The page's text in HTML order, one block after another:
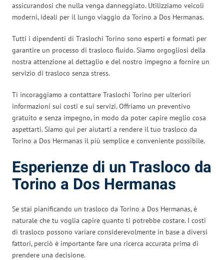
assicurandosi che nulla venga danneggiato. Utilizziamo veicoli
moderni, ideali per il lungo viaggio da Torino a Dos Hermanas.
Tutti i dipendenti di Traslochi Torino sono esperti e formati per
garantire un processo di trasloco fluido. Siamo orgogliosi della
nostra attenzione al dettaglio e del nostro impegno a fornire un
servizio di trasloco senza stress.
Ti incoraggiamo a contattare Traslochi Torino per ulteriori
informazioni sui costi e sui servizi. Offriamo un preventivo
gratuito e senza impegno, in modo da poter capire meglio cosa
aspettarti. Siamo qui per aiutarti a rendere il tuo trasloco da
Torino a Dos Hermanas il più semplice e conveniente possibile.
Esperienze di un Trasloco da
Torino a Dos Hermanas
Se stai pianificando un trasloco da Torino a Dos Hermanas, è
naturale che tu voglia capire quanto ti potrebbe costare. I costi
di trasloco possono variare considerevolmente in base a diversi
fattori, perciò è importante fare una ricerca accurata prima di
prendere una decisione.